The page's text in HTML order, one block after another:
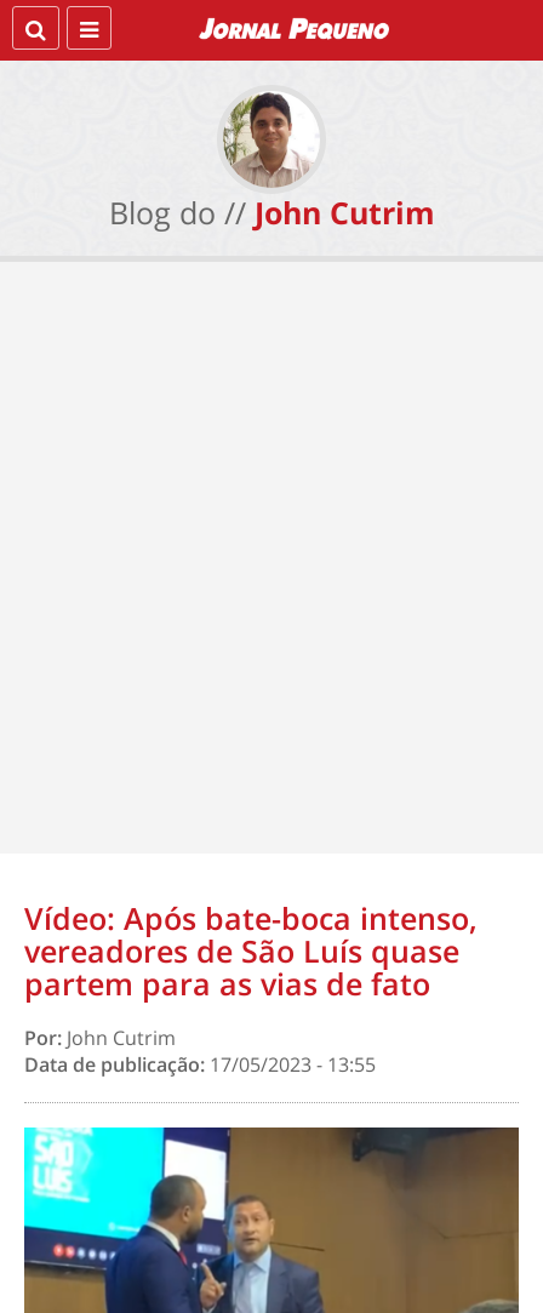
Blog do // John Cutrim
Vídeo: Após bate-boca intenso,
vereadores de São Luís quase
partem para as vias de fato
Por: John Cutrim
Data de publicação: 17/05/2023 - 13:55